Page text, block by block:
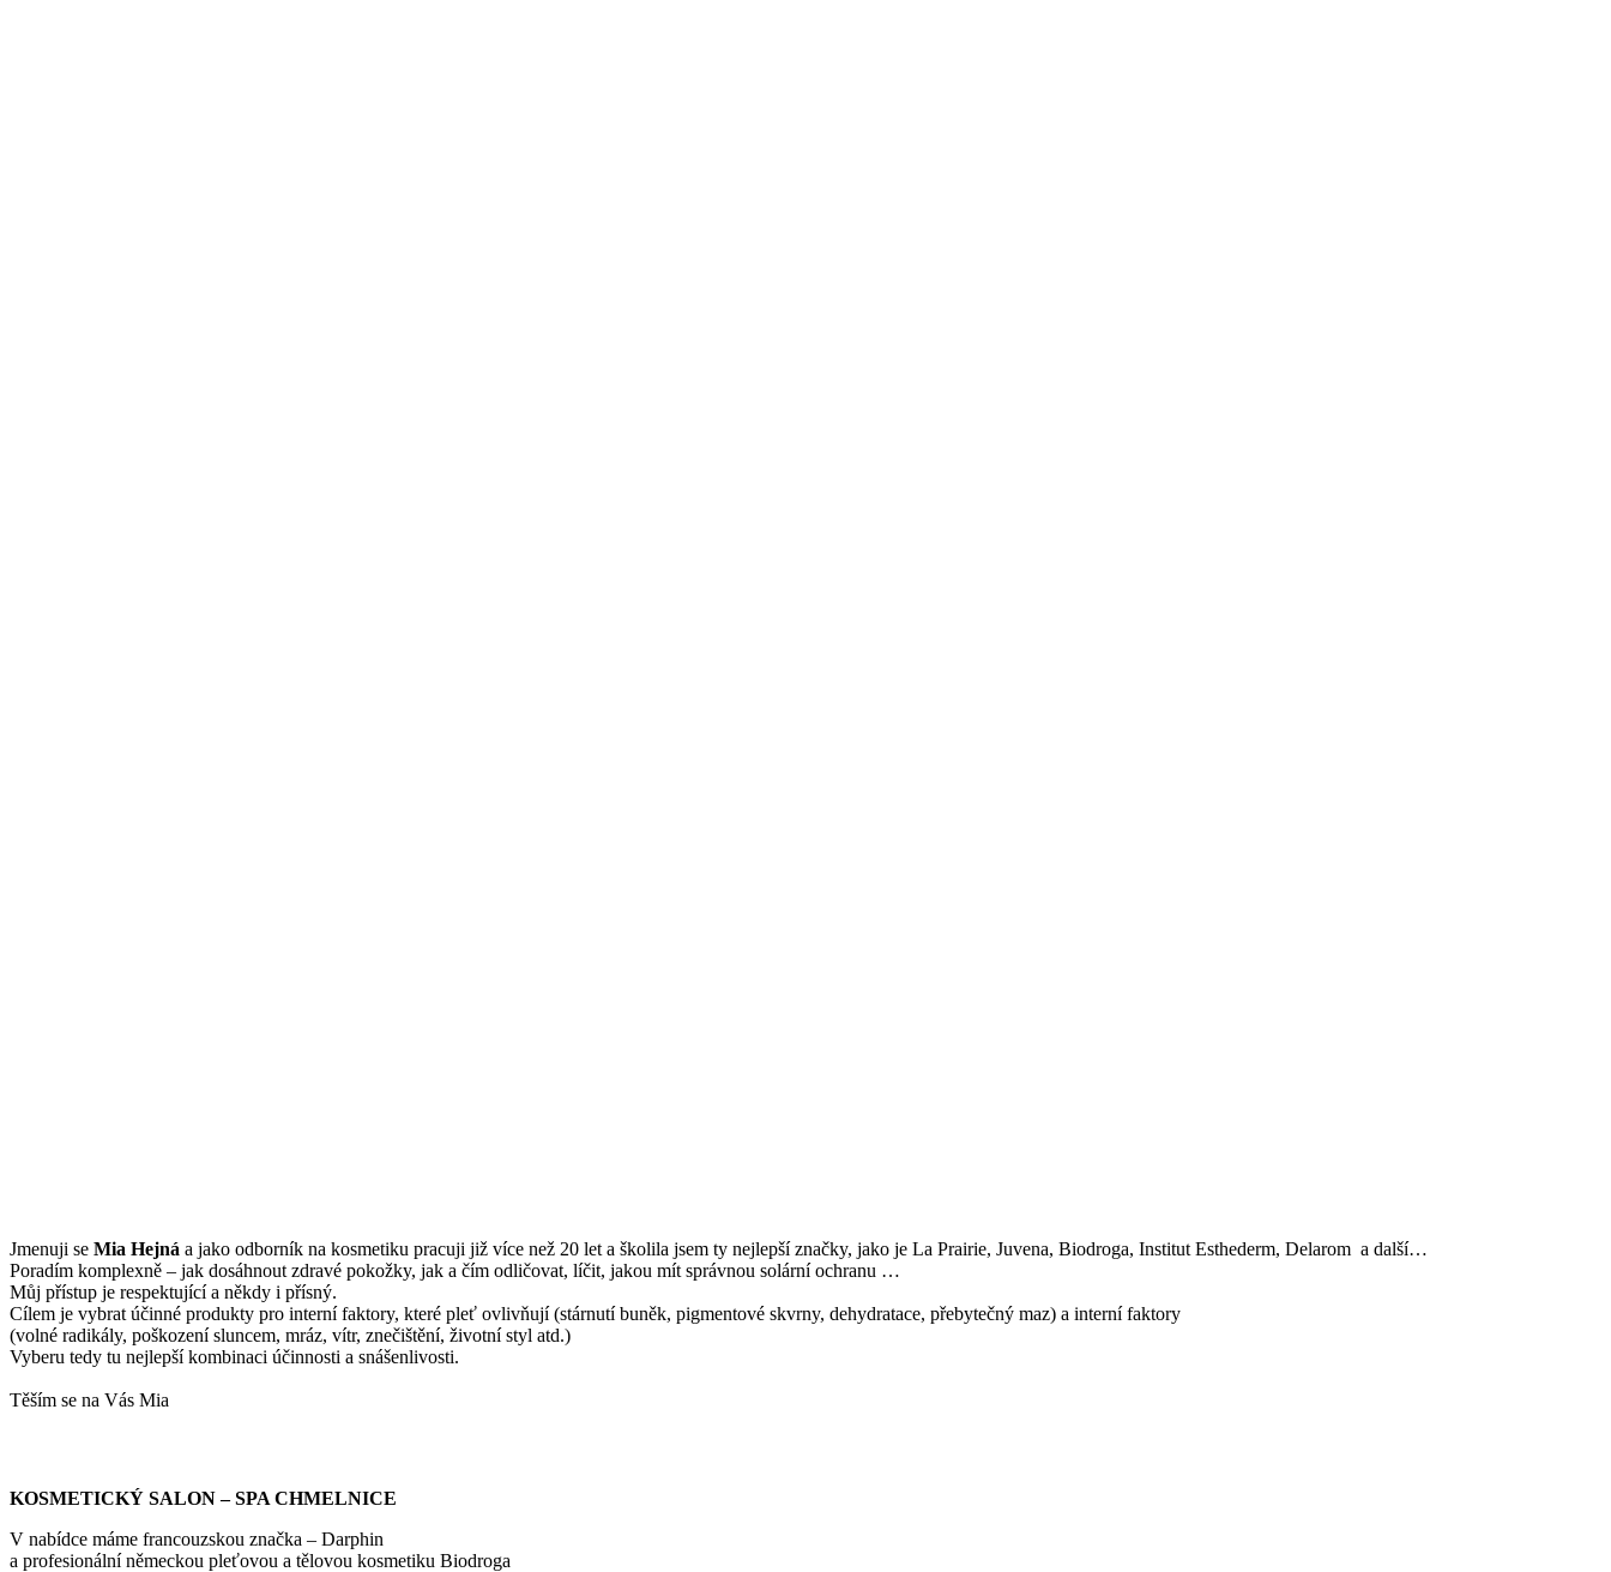
Jmenuji se Mia Hejná a jako odborník na kosmetiku pracuji již více než 20 let a školila jsem ty nejlepší značky, jako je La Prairie, Juvena, Biodroga, Institut Esthederm, Delarom a další…
Poradím komplexně – jak dosáhnout zdravé pokožky, jak a čím odličovat, líčit, jakou mít správnou solární ochranu …
Můj přístup je respektující a někdy i přísný.
Cílem je vybrat účinné produkty pro interní faktory, které pleť ovlivňují (stárnutí buněk, pigmentové skvrny, dehydratace, přebytečný maz) a interní faktory
(volné radikály, poškození sluncem, mráz, vítr, znečištění, životní styl atd.)
Vyberu tedy tu nejlepší kombinaci účinnosti a snášenlivosti.
Těším se na Vás Mia
KOSMETICKÝ SALON – SPA CHMELNICE
V nabídce máme francouzskou značka – Darphin
a profesionální německou pleťovou a tělovou kosmetiku Biodroga